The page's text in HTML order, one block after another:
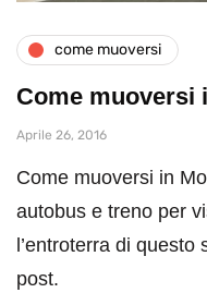
come muoversi
Come muoversi
Aprile 26, 2016
Come muoversi in
autobus e treno per
l’entroterra di questo
post.